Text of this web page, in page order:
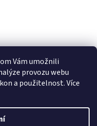
Vám umožnili
provozu webu
a použitelnost. Více